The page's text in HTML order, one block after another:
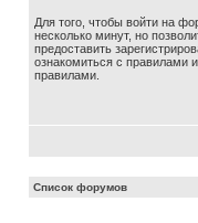
Для того, чтобы войти на
несколько минут, но
предоставить
ознакомиться с правилами
правилами.
Список форумов